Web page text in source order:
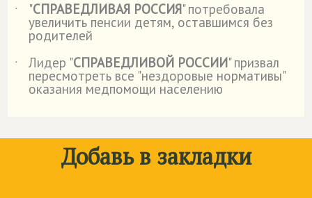
˙
"СПРАВЕДЛИВАЯ РОССИЯ" потребовала
увеличить пенсии детям, оставшимся без
родителей
˙
Лидер "СПРАВЕДЛИВОЙ РОССИИ" призвал
пересмотреть все "нездоровые нормативы"
оказания медпомощи населению
Добавь в закладки